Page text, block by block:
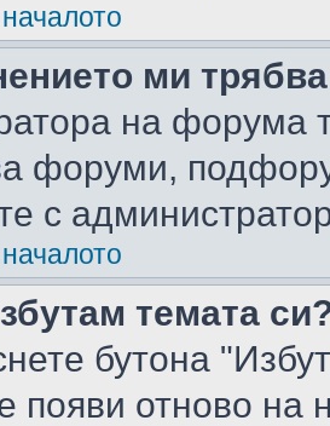
ми
на форума
форуми,
с
темата
бутона
появи отново на